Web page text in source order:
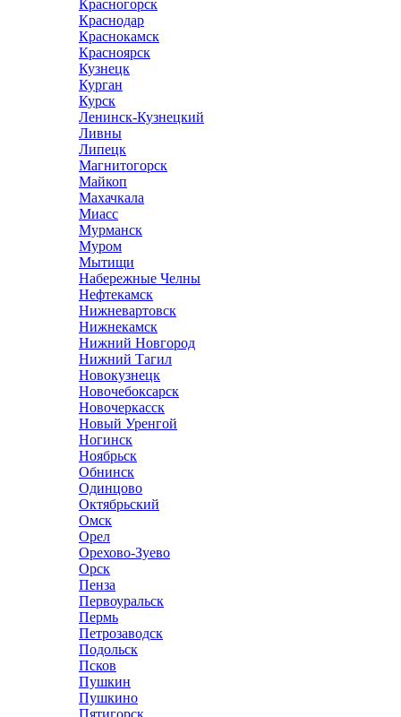
Красногорск
Краснодар
Краснокамск
Красноярск
Кузнецк
Курган
Курск
Ленинск-Кузнецкий
Ливны
Липецк
Магнитогорск
Майкоп
Махачкала
Миасс
Мурманск
Муром
Мытищи
Набережные Челны
Нефтекамск
Нижневартовск
Нижнекамск
Нижний Новгород
Нижний Тагил
Новокузнецк
Новочебоксарск
Новочеркасск
Новый Уренгой
Ногинск
Ноябрьск
Обнинск
Одинцово
Октябрьский
Омск
Орел
Орехово-Зуево
Орск
Пенза
Первоуральск
Пермь
Петрозаводск
Подольск
Псков
Пушкин
Пушкино
Пятигорск